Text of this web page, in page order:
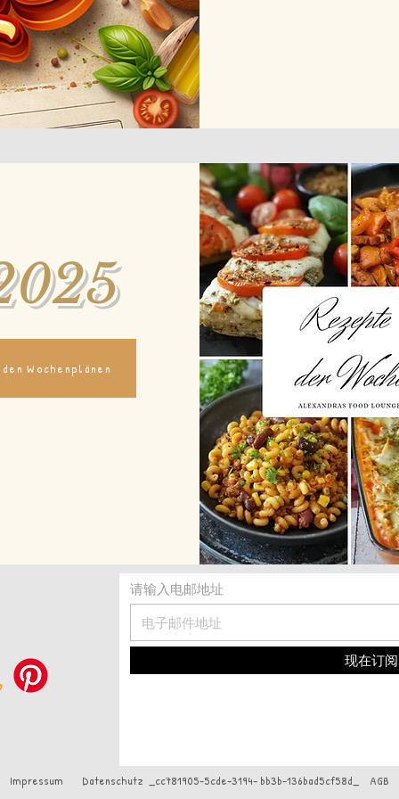
den Wochenplänen
请输入电邮地址
现在订阅
Impressum Datenschutz _cc781905-5cde-3194- bb3b-136bad5cf58d_ AGB